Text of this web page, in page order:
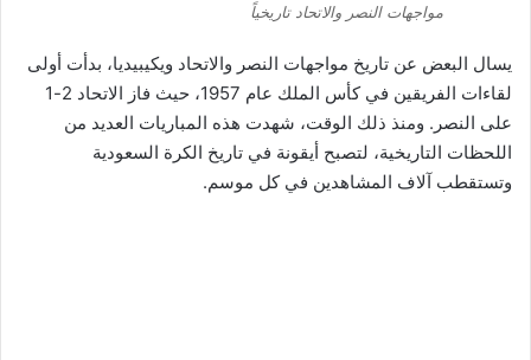
مواجهات النصر والاتحاد تاريخياً
يسال البعض عن تاريخ مواجهات النصر والاتحاد ويكيبيديا، بدأت أولى
لقاءات الفريقين في كأس الملك عام 1957، حيث فاز الاتحاد 2-1
على النصر. ومنذ ذلك الوقت، شهدت هذه المباريات العديد من
اللحظات التاريخية، لتصبح أيقونة في تاريخ الكرة السعودية
وتستقطب آلاف المشاهدين في كل موسم.